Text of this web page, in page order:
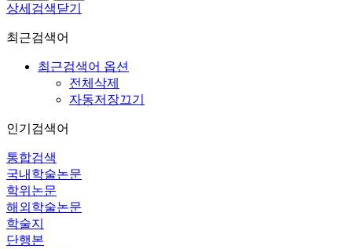
상세검색닫기
최근검색어
최근검색어 옵션
전체삭제
자동저장끄기
인기검색어
통합검색
국내학술논문
학위논문
해외학술논문
학술지
단행본